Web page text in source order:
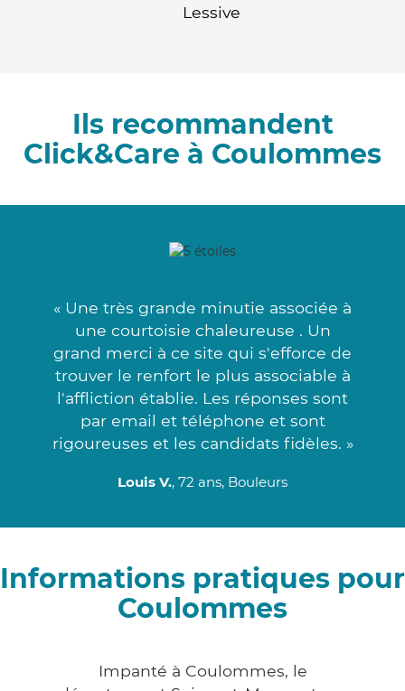
Lessive
Ils recommandent
Click&Care à Coulommes
« Une très grande minutie associée à
une courtoisie chaleureuse . Un
grand merci à ce site qui s'efforce de
trouver le renfort le plus associable à
l'affliction établie. Les réponses sont
par email et téléphone et sont
rigoureuses et les candidats fidèles. »
Louis V., 72 ans, Bouleurs
Informations pratiques pour
Coulommes
Impanté à Coulommes, le